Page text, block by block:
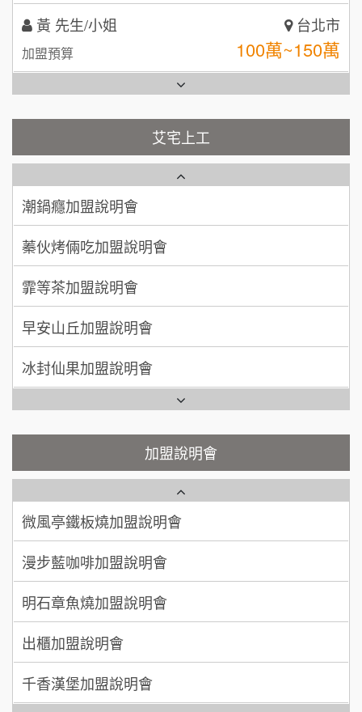
林 先生/小姐 屏東縣
加盟預算 100萬 ~ 200萬
吳 先生/小姐 屏東縣
加盟預算 100萬~200萬
周 先生/小姐 台北
加盟預算 100萬 ~150萬
徐 先生/小姐 新北市
加盟預算
何 先生/小姐
加盟預算
呂 先生/小姐
加盟預算 200萬~400萬
顏 先生/小姐 台北市
廖 先生/小姐 高雄市
加盟預算
艾宅上工
台灣G湯加盟說明會
NU PASTA義大利麵加盟說明會
潮鍋癮加盟說明會
蓁伙烤倆吃加盟說明會
霏等茶加盟說明會
早安山丘加盟說明會
冰封仙果加盟說明會
Ramble Café 漫步藍咖啡加盟說明會
微風亭鐵板燒加盟說明會
【曉妍美妝】誠徵行政櫃檯
自助洗衣店誠徵代洗收送人員(台中市)
MUSHEN徵SPA美容芳療師
日十。早午食加盟說明會
拾鑶火鍋加盟說明會
全家加盟說明會
加盟說明會
藍象廷泰式火鍋加盟說明會
日十。早午食加盟說明會
上宇林加盟說明會
莫尼早餐Morni加盟說明會
手作功夫茶加盟說明會
SHARE TEA歇腳亭加盟說明會
潮味決-湯滷專門店加盟說明會
鮮茶道加盟說明會
微風亭鐵板燒加盟說明會
漫步藍咖啡加盟說明會
明石章魚燒加盟說明會
出櫃加盟說明會
千香漢堡加盟說明會
七盞茶加盟說明會